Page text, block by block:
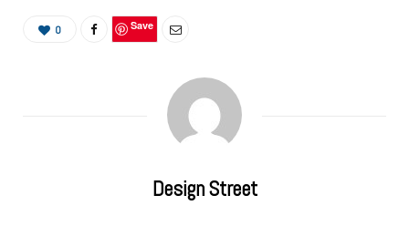
0 Save
Design Street